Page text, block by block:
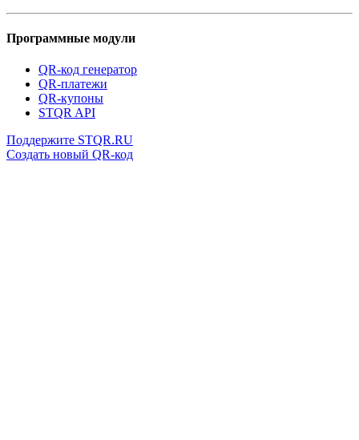
Программные модули
QR-код генератор
QR-платежи
QR-купоны
STQR API
Поддержите STQR.RU
Создать новый QR-код